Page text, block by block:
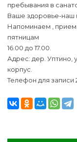
пребывания в
Ваше здоровье-наш
Напоминаем ,
пятницам
16.00 до 17.00.
Адрес: дер. Уптино,
корпус.
Телефон для записи